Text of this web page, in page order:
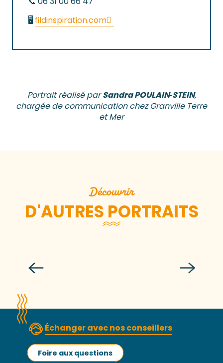
🖥️ fildinspiration.com
Portrait réalisé parSandra POULAIN‑STEIN,
chargée de communication chez Granville Terre
et Mer
Découvrir
D'AUTRES PORTRAITS
Échanger avec nos conseillers
Foire aux questions